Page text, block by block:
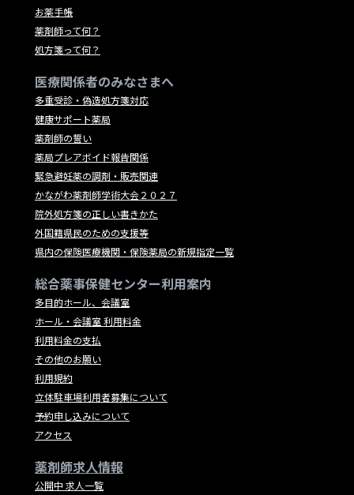
お薬手帳
薬剤師って何？
処方箋って何？
医療関係者のみなさまへ
多重受診・偽造処方箋対応
健康サポート薬局
薬剤師の誓い
薬局プレアボイド報告関係
緊急避妊薬の調剤・販売関連
かながわ薬剤師学術大会２０２７
院外処方箋の正しい書きかた
外国籍県民のための支援等
県内の保険医療機関・保険薬局の新規指定一覧
総合薬事保健センター利用案内
多目的ホール、会議室
ホール・会議室 利用料金
利用料金の支払
その他のお願い
利用規約
立体駐車場利用者募集について
予約申し込みについて
アクセス
薬剤師求人情報
公開中 求人一覧